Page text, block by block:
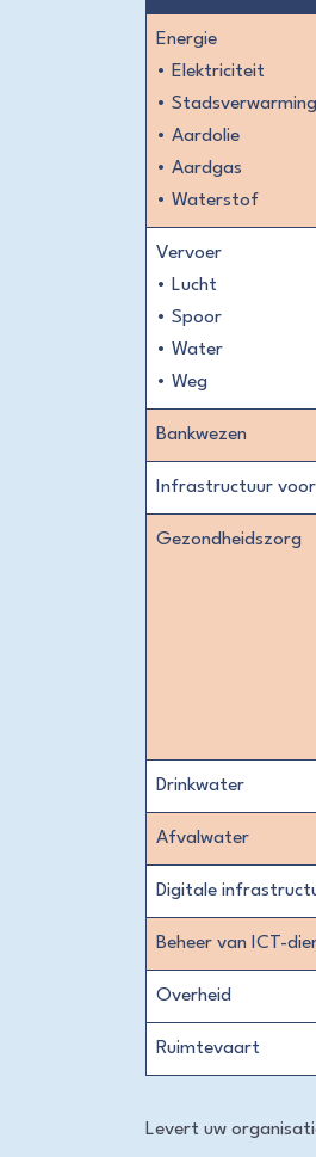
Energie
• Elektriciteit
•
• Aardolie
• Aardgas
• Waterstof
Vervoer
• Lucht
• Spoor
• Water
• Weg
Bankwezen
Infrastructuur
Gezondheidszorg
Drinkwater
Afvalwater
Digitale
Beheer van ICT-
Overheid
Ruimtevaart
Levert uw